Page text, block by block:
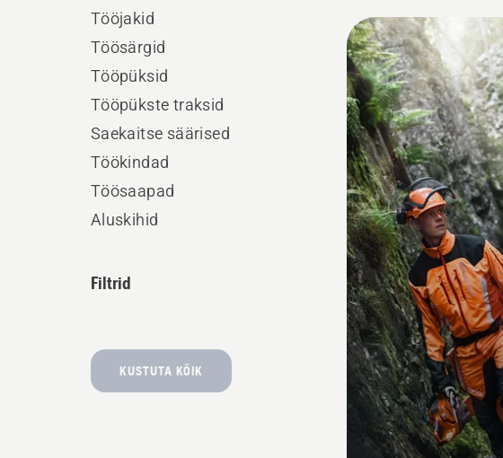
Tööjakid
Töösärgid
Tööpüksid
Tööpükste traksid
Saekaitse säärised
Töökindad
Töösaapad
Aluskihid
Filtrid
KUSTUTA KÕIK
Kuva
kõik
tooted